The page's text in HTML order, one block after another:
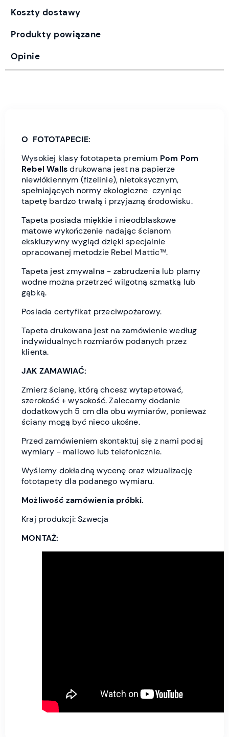
Koszty dostawy
Produkty powiązane
Opinie
O FOTOTAPECIE:
Wysokiej klasy fototapeta premium Pom Pom
Rebel Wallsdrukowana jest na papierze
niewłókiennym (fizelinie), nietoksycznym,
spełniających normy ekologiczne czyniąc
tapetę bardzo trwałą i przyjazną środowisku.
Tapeta posiada miękkie i nieodblaskowe
matowe wykończenie nadając ścianom
ekskluzywny wygląd dzięki specjalnie
opracowanej metodzie Rebel Mattic™.
Tapeta jest zmywalna - zabrudzenia lub plamy
wodne można przetrzeć wilgotną szmatką lub
gąbką.
Posiada certyfikat przeciwpożarowy.
Tapeta drukowana jest na zamówienie według
indywidualnych rozmiarów podanych przez
klienta.
JAK ZAMAWIAĆ:
Zmierz ścianę, którą chcesz wytapetować,
szerokość + wysokość. Zalecamy dodanie
dodatkowych 5 cm dla obu wymiarów, ponieważ
ściany mogą być nieco ukośne.
Przed zamówieniem skontaktuj się z nami podaj
wymiary - mailowo lub telefonicznie.
Wyślemy dokładną wycenę oraz wizualizację
fototapety dla podanego wymiaru.
Możliwość zamówienia próbki.
Kraj produkcji: Szwecja
MONTAŻ: